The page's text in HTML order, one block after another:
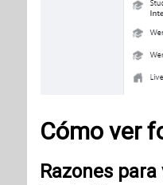
Cómo ver
Razones